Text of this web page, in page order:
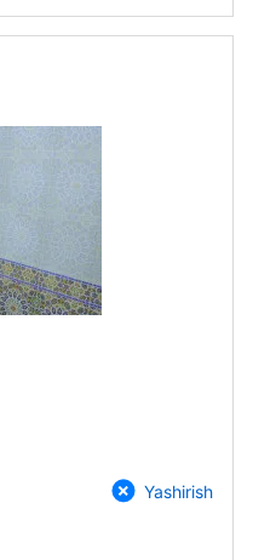
Yashirish